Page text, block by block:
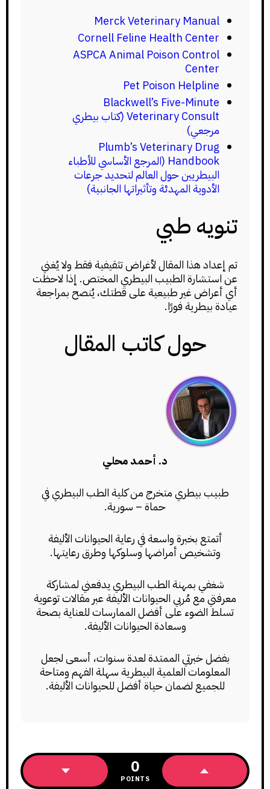
Merck Veterinary Manual
Cornell Feline Health Center
ASPCA Animal Poison Control
Center
Pet Poison Helpline
Blackwell’s Five-Minute
Veterinary Consult (كتاب بيطري
مرجعي)
Plumb’s Veterinary Drug
Handbook (المرجع الأساسي للأطباء
البيطريين حول العالم لتحديد جرعات
الأدوية المهدئة وتأثيراتها الجانبية)
تنويه طبي
تم إعداد هذا المقال لأغراض تثقيفية فقط ولا يُغني
عن استشارة الطبيب البيطري المختص. إذا لاحظت
أي أعراض غير طبيعية على قطتك، يُنصح بمراجعة
عيادة بيطرية فورًا.
حول كاتب المقال
د. أحمد محلي
طبيب بيطري متخرج من كلية الطب البيطري في
حماة – سورية.
أتمتع بخبرة واسعة في رعاية الحيوانات الأليفة
وتشخيص أمراضها وسلوكها وطرق رعايتها.
شغفي بمهنة الطب البيطري يدفعني لمشاركة
معرفتي مع مُربي الحيوانات الأليفة عبر مقالات توعوية
تسلط الضوء على أفضل الممارسات للعناية بصحة
وسعادة الحيوانات الأليفة.
بفضل خبرتي الممتدة لعدة سنوات، أسعى لجعل
المعلومات العلمية البيطرية سهلة الفهم ومتاحة
للجميع لضمان حياة أفضل للحيوانات الأليفة.
0
POINTS